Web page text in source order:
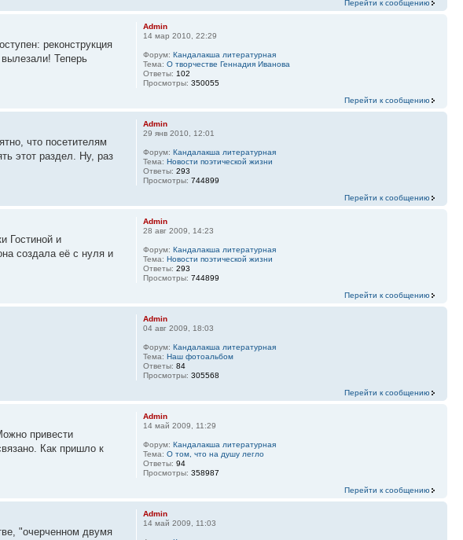
Перейти к сообщению
реконструкция
Теперь
Admin
14 мар 2010, 22:29
Форум: Кандалакша литературная
Тема: О творчестве Геннадия Иванова
Ответы: 102
Просмотры: 350055
Перейти к сообщению
что посетителям
этот раздел. Ну, раз
Admin
29 янв 2010, 12:01
Форум: Кандалакша литературная
Тема: Новости поэтической жизни
Ответы: 293
Просмотры: 744899
Перейти к сообщению
Гостиной и
создала её с нуля и
Admin
28 авг 2009, 14:23
Форум: Кандалакша литературная
Тема: Новости поэтической жизни
Ответы: 293
Просмотры: 744899
Перейти к сообщению
Admin
04 авг 2009, 18:03
Форум: Кандалакша литературная
Тема: Наш фотоальбом
Ответы: 84
Просмотры: 305568
Перейти к сообщению
привести
Как пришло к
Admin
14 май 2009, 11:29
Форум: Кандалакша литературная
Тема: О том, что на душу легло
Ответы: 94
Просмотры: 358987
Перейти к сообщению
"очерченном двумя
Admin
14 май 2009, 11:03